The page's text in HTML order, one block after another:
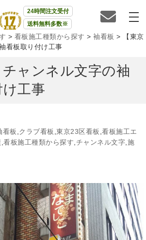
24時間注文受付
送料無料多数※
> 看板施工種類から探す > 袖看板 >
【東京
看板取り付け工事
チャンネル文字の袖
工事
看板 クラブ看板 ,東京23区看板 ,看板施工エ
,看板施工種類から探す チャンネル文字 施